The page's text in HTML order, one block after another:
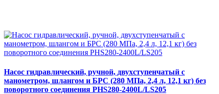
Насос гидравлический, ручной, двухступенчатый с
манометром, шлангом и БРС (280 МПа, 2,4 л, 12,1 кг) без
поворотного соединения PHS280-2400L/LS205